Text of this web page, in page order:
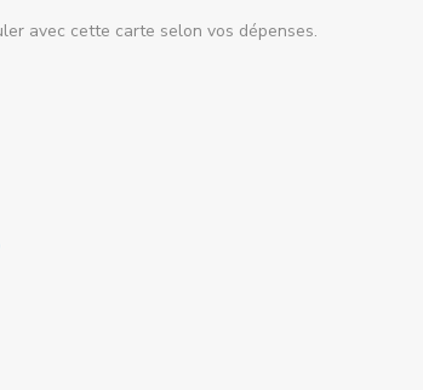
avec cette carte selon vos dépenses.